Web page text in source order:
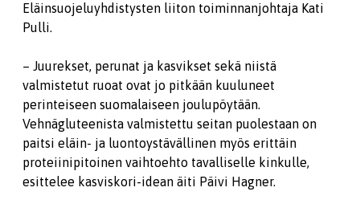
Eläinsuojeluyhdistysten liiton toiminnanjohtaja Kati
Pulli.
– Juurekset, perunat ja kasvikset sekä niistä
valmistetut ruoat ovat jo pitkään kuuluneet
perinteiseen suomalaiseen joulupöytään.
Vehnägluteenista valmistettu seitan puolestaan on
paitsi eläin- ja luontoystävällinen myös erittäin
proteiinipitoinen vaihtoehto tavalliselle kinkulle,
esittelee kasviskori-idean äiti Päivi Hagner.